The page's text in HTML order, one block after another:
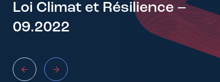
Loi Climat et Résilience –
09.2022